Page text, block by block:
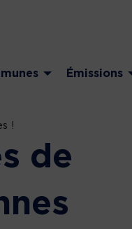
Émissions
!
de